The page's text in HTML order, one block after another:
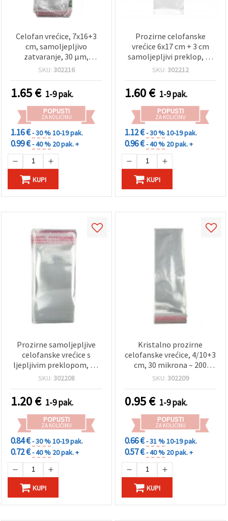
Celofan vrećice, 7x16+3
cm, samoljepljivo
zatvaranje, 30 µm,
prozirne - pakiranje 200
SKU: 302216
1.65€ 1-9 pak.
POPUSTI
ZA KOLIČINU
1.16 €- 30 %10-19 pak.
0.99 €- 40 % 20 pak. +
KUPI
Prozirne celofanske
vrećice 6x17 cm + 3 cm
samoljepljivi preklop, 30
mikrona - pakiranje od
SKU: 302212
1.60€ 1-9 pak.
POPUSTI
ZA KOLIČINU
1.12 €- 30 %10-19 pak.
0.96 €- 40 % 20 pak. +
KUPI
Prozirne samoljepljive
celofanske vrećice s
ljepljivim preklopom, 4 x
6 cm + 3 cm, 30 mikrona,
pakiranje nakita, čestitki i
malih poklona, hobi i
rukotvorine
SKU: 302208
1.20€ 1-9 pak.
POPUSTI
ZA KOLIČINU
0.84 €- 30 %10-19 pak.
0.72 €- 40 % 20 pak. +
KUPI
Kristalno prozirne
celofanske vrećice, 4/10+3
cm, 30 mikrona – 200
kom, s jednostavnim
preklopom
SKU: 302209
0.95€ 1-9 pak.
POPUSTI
ZA KOLIČINU
0.66 €- 31 %10-19 pak.
0.57 €- 40 % 20 pak. +
KUPI